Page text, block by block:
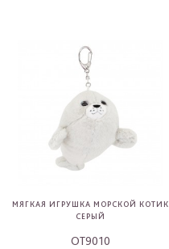
МЯГКАЯ ИГРУШКА МОРСКОЙ КОТИК
СЕРЫЙ
OT9010